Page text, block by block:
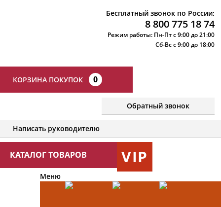
Бесплатный звонок по России:
8 800 775 18 74
Режим работы: Пн-Пт с 9:00 до 21:00
Сб-Вс с 9:00 до 18:00
КОРЗИНА ПОКУПОК 0
Обратный звонок
Написать руководителю
КАТАЛОГ ТОВАРОВ VIP
Меню